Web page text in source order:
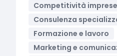
Competitività imprese
Consulenza
Formazione e lavoro
Marketing e